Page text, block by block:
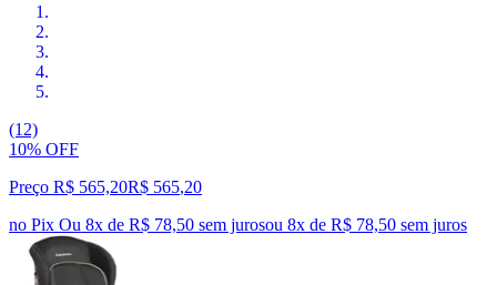
(12)
10% OFF
Preço R$ 565,20R$ 565,20
no Pix Ou 8x de R$ 78,50 sem jurosou 8x de R$ 78,50 sem juros